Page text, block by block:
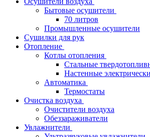
Бытовые осушители
70 литров
Промышленные осушители
Сушилки для рук
Отопление
Котлы отопления
Стальные
Настенные
Автоматика
Термостаты
Очистка воздуха
Очистители воздуха
Обеззараживатели
Увлажнители